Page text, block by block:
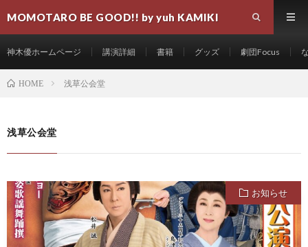
MOMOTARO BE GOOD!! by yuh KAMIKI
神木優ホームページ 講演詳細 書籍 グッズ 劇団Focus
HOME 浅草公会堂
浅草公会堂
お知らせ